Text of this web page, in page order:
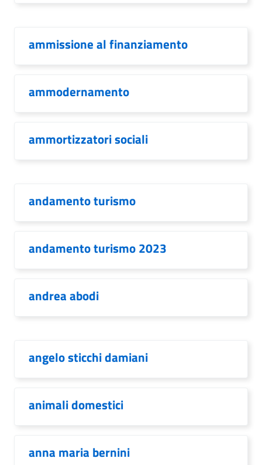
ammissione al finanziamento
ammodernamento
ammortizzatori sociali
andamento turismo
andamento turismo 2023
andrea abodi
angelo sticchi damiani
animali domestici
anna maria bernini